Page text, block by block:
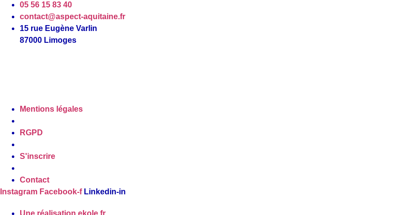
05 56 15 83 40
contact@aspect-aquitaine.fr
15 rue Eugène Varlin
87000 Limoges
Mentions légales
RGPD
S'inscrire
Contact
Instagram Facebook-f Linkedin-in